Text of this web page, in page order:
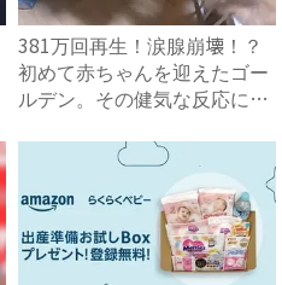
381万回再生！涙腺崩壊！？
初めて赤ちゃんを迎えたゴー
ルデン。その健気な反応に